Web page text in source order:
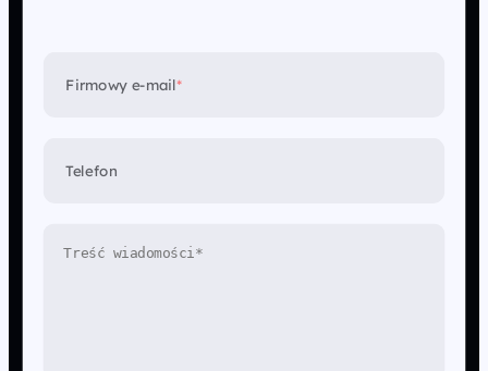
Firmowy e-mail*
Telefon